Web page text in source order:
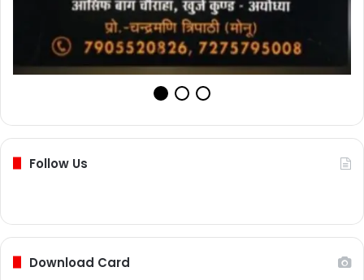
Follow Us
Download Card